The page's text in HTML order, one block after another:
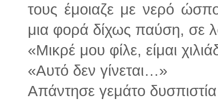
τους έμοιαζε με νερό
μια φορά δίχως παύση, σε
«Μικρέ μου φίλε, είμαι
«Αυτό δεν γίνεται…»
Απάντησε γεμάτο